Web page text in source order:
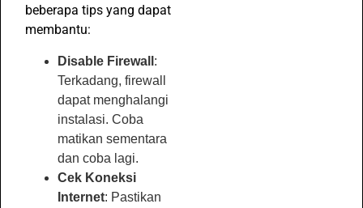
beberapa tips yang dapat
membantu:
Disable Firewall :
Terkadang, firewall
dapat menghalangi
instalasi. Coba
matikan sementara
dan coba lagi.
Cek Koneksi
Internet: Pastikan